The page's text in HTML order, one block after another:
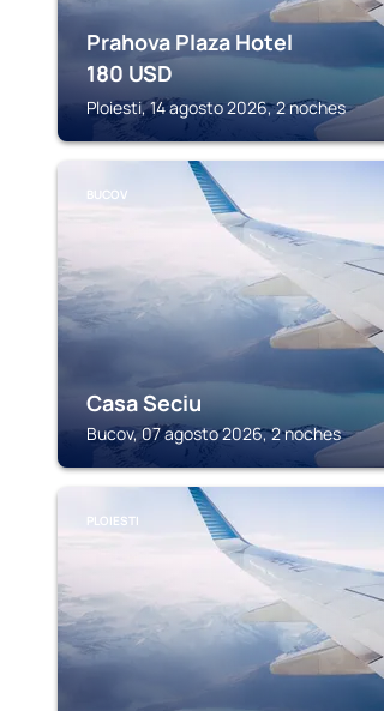
Prahova Plaza Hotel
180 USD
Ploiesti, 14 agosto 2026, 2 noches
BUCOV
Casa Seciu
Bucov, 07 agosto 2026, 2 noches
PLOIESTI